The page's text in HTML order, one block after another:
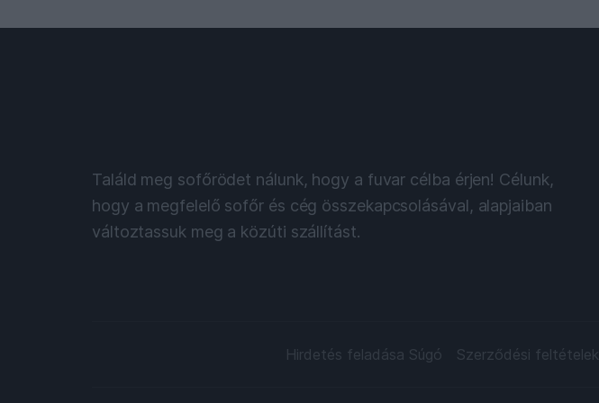
Találd meg sofőrödet nálunk, hogy a fuvar célba érjen! Célunk,
hogy a megfelelő sofőr és cég összekapcsolásával, alapjaiban
változtassuk meg a közúti szállítást.
Hirdetés feladása Súgó Szerződési feltételek